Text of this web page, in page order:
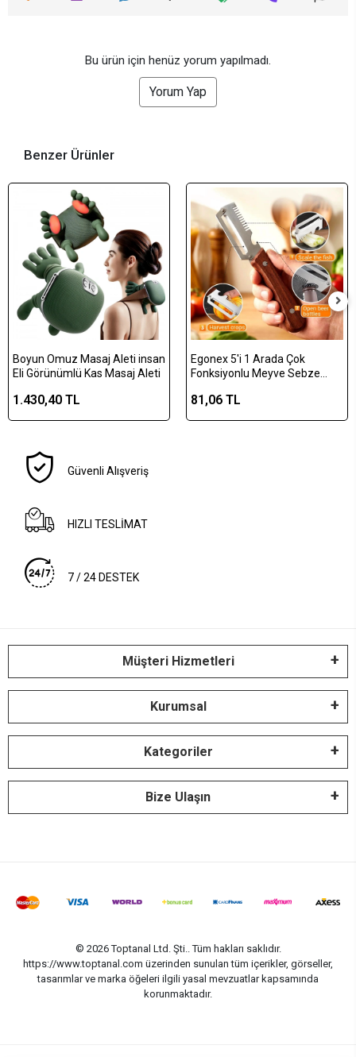
Bu ürün için henüz yorum yapılmadı.
Yorum Yap
Benzer Ürünler
Boyun Omuz Masaj Aleti insan
Eli Görünümlü Kas Masaj Aleti
1.430,40 TL
Egonex 5'i 1 Arada Çok
Fonksiyonlu Meyve Sebze
Şişe Açacağı – Ahşap Saplı
81,06 TL
Güvenli Alışveriş
HIZLI TESLİMAT
7 / 24 DESTEK
Müşteri Hizmetleri
Kurumsal
Kategoriler
Bize Ulaşın
© 2026 Toptanal Ltd. Şti.. Tüm hakları saklıdır.
https://www.toptanal.com üzerinden sunulan tüm içerikler, görseller,
tasarımlar ve marka öğeleri ilgili yasal mevzuatlar kapsamında
korunmaktadır.